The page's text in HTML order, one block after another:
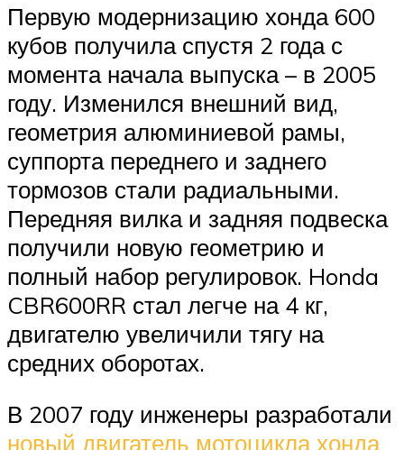
Первую модернизацию хонда 600
кубов получила спустя 2 года с
момента начала выпуска – в 2005
году. Изменился внешний вид,
геометрия алюминиевой рамы,
суппорта переднего и заднего
тормозов стали радиальными.
Передняя вилка и задняя подвеска
получили новую геометрию и
полный набор регулировок. Honda
CBR600RR стал легче на 4 кг,
двигателю увеличили тягу на
средних оборотах.
В 2007 году инженеры разработали
новый двигатель мотоцикла хонда